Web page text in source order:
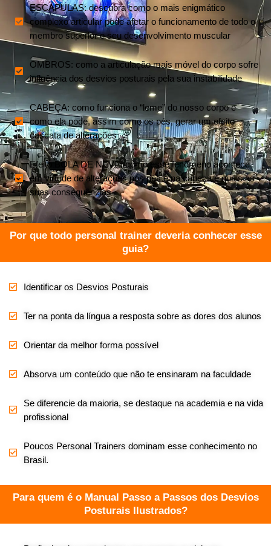
ESCÁPULAS: descubra como o mais enigmático
complexo articular pode afetar o funcionamento de todo o
membro superior e seu desenvolvimento muscular​
OMBROS: como a articulação mais móvel do corpo sofre
influência dos desvios posturais pela sua instabilidade​
CABEÇA: como funciona o “leme” do nosso corpo e
como ela pode, assim como os pés, gerar um efeito
cascata de alterações​
Efeito BOLA DE NEVE: como esse fenômeno acontece
em virtude de alterações nos pés e na cabeça e quais as
suas consequências​
Por que todo personal trainer deveria conhecer esse
guia?
Identificar os Desvios Posturais
Ter na ponta da língua a resposta sobre as dores dos alunos
Orientar da melhor forma possível
Absorva um conteúdo que não te ensinaram na faculdade
Se diferencie da maioria, se destaque na academia e na vida
profissional
Poucos Personal Trainers dominam esse conhecimento no
Brasil.
Para quem é o Manual Passo a Passos dos Desvios
Posturais Ilustrados?​